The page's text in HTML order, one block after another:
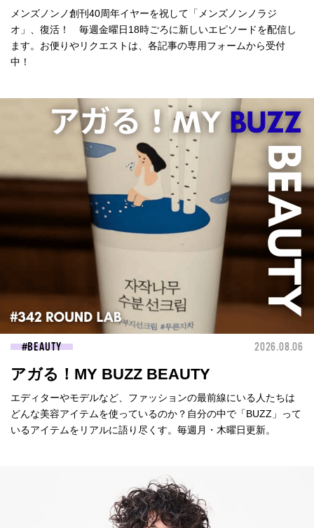
メンズノンノ創刊40周年イヤーを祝して「メンズノンノラジ
オ」、復活！ 毎週金曜日18時ごろに新しいエピソードを配信し
ます。お便りやリクエストは、各記事の専用フォームから受付
中！
BEAUTY 2026.08.06
アガる！MY BUZZ BEAUTY
エディターやモデルなど、ファッションの最前線にいる人たちは
どんな美容アイテムを使っているのか？自分の中で「BUZZ」って
いるアイテムをリアルに語り尽くす。毎週月・木曜日更新。